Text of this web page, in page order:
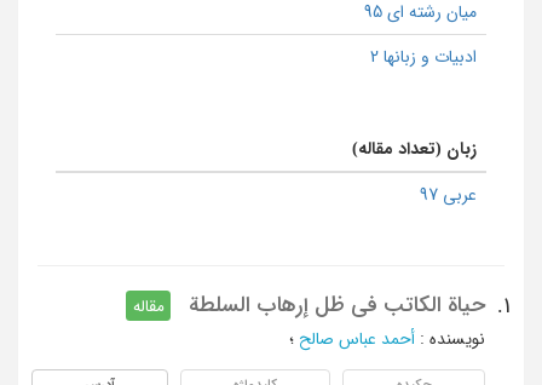
میان رشته ای 95
ادبیات و زبانها 2
زبان (تعداد مقاله)
عربی 97
1. حیاة الکاتب فی ظل إرهاب السلطة
مقاله
نویسنده : أحمد عباس صالح ؛